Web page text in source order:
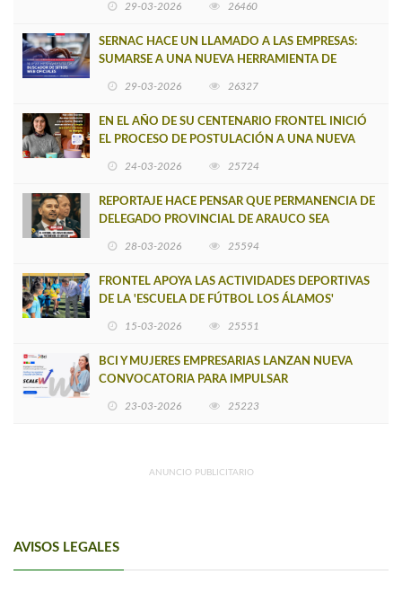
29-03-2026 26460
SERNAC HACE UN LLAMADO A LAS EMPRESAS:
SUMARSE A UNA NUEVA HERRAMIENTA DE
29-03-2026 26327
EN EL AÑO DE SU CENTENARIO FRONTEL INICIÓ
EL PROCESO DE POSTULACIÓN A UNA NUEVA
24-03-2026 25724
REPORTAJE HACE PENSAR QUE PERMANENCIA DE
DELEGADO PROVINCIAL DE ARAUCO SEA
28-03-2026 25594
FRONTEL APOYA LAS ACTIVIDADES DEPORTIVAS
DE LA 'ESCUELA DE FÚTBOL LOS ÁLAMOS'
15-03-2026 25551
BCI Y MUJERES EMPRESARIAS LANZAN NUEVA
CONVOCATORIA PARA IMPULSAR
23-03-2026 25223
ANUNCIO PUBLICITARIO
AVISOS LEGALES